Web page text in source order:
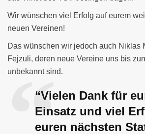
Wir wünschen viel Erfolg auf eurem
neuen Vereinen!
Das wünschen wir jedoch auch Niklas
Fejzuli, deren neue Vereine uns bis
unbekannt sind.
“Vielen Dank für
Einsatz und viel
euren nächsten